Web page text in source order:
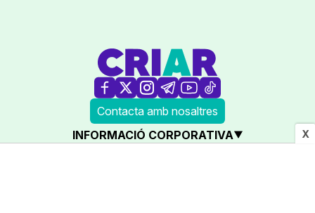
X
Contacta amb nosaltres
INFORMACIÓ CORPORATIVA